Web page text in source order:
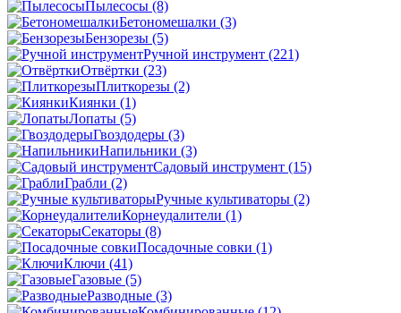
Пылесосы (8)
Бетономешалки (3)
Бензорезы (5)
Ручной инструмент (221)
Отвёртки (23)
Плиткорезы (2)
Киянки (1)
Лопаты (5)
Гвоздодеры (3)
Напильники (3)
Садовый инструмент (15)
Грабли (2)
Ручные культиваторы (2)
Корнеудалители (1)
Секаторы (8)
Посадочные совки (1)
Ключи (41)
Газовые (5)
Разводные (3)